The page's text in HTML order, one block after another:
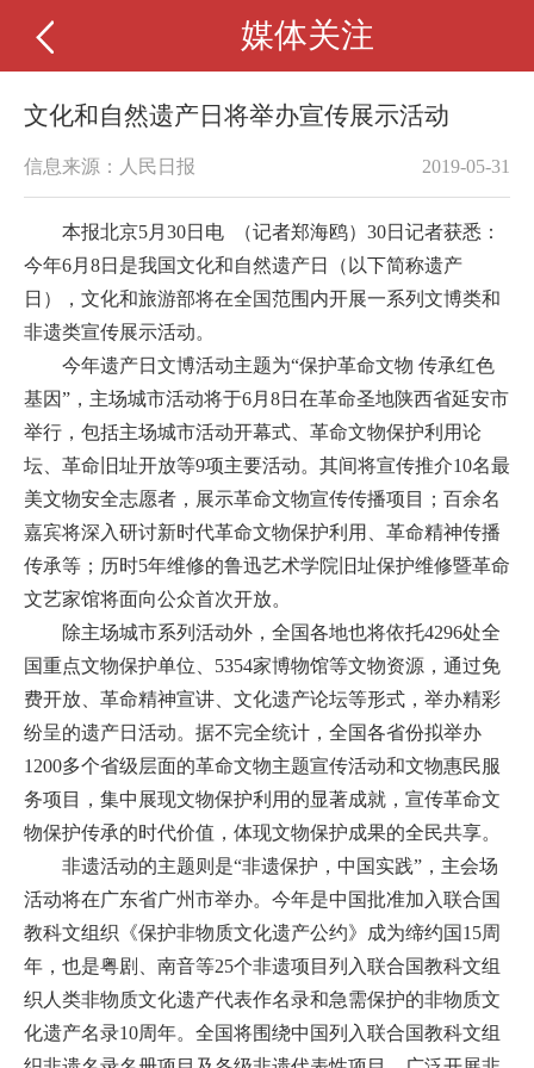
媒体关注
文化和自然遗产日将举办宣传展示活动
信息来源：人民日报 2019-05-31
本报北京5月30日电 （记者郑海鸥）30日记者获悉：
今年6月8日是我国文化和自然遗产日（以下简称遗产
日），文化和旅游部将在全国范围内开展一系列文博类和
非遗类宣传展示活动。
今年遗产日文博活动主题为“保护革命文物 传承红色
基因”，主场城市活动将于6月8日在革命圣地陕西省延安市
举行，包括主场城市活动开幕式、革命文物保护利用论
坛、革命旧址开放等9项主要活动。其间将宣传推介10名最
美文物安全志愿者，展示革命文物宣传传播项目；百余名
嘉宾将深入研讨新时代革命文物保护利用、革命精神传播
传承等；历时5年维修的鲁迅艺术学院旧址保护维修暨革命
文艺家馆将面向公众首次开放。
除主场城市系列活动外，全国各地也将依托4296处全
国重点文物保护单位、5354家博物馆等文物资源，通过免
费开放、革命精神宣讲、文化遗产论坛等形式，举办精彩
纷呈的遗产日活动。据不完全统计，全国各省份拟举办
1200多个省级层面的革命文物主题宣传活动和文物惠民服
务项目，集中展现文物保护利用的显著成就，宣传革命文
物保护传承的时代价值，体现文物保护成果的全民共享。
非遗活动的主题则是“非遗保护，中国实践”，主会场
活动将在广东省广州市举办。今年是中国批准加入联合国
教科文组织《保护非物质文化遗产公约》成为缔约国15周
年，也是粤剧、南音等25个非遗项目列入联合国教科文组
织人类非物质文化遗产代表作名录和急需保护的非物质文
化遗产名录10周年。全国将围绕中国列入联合国教科文组